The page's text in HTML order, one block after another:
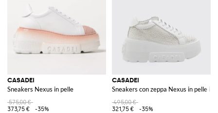
CASADEI
Sneakers Nexus in pelle
575,00 €
373,75 €
-35%
CASADEI
Sneakers con zeppa Nexus in pelle
495,00 €
321,75 €
-35%